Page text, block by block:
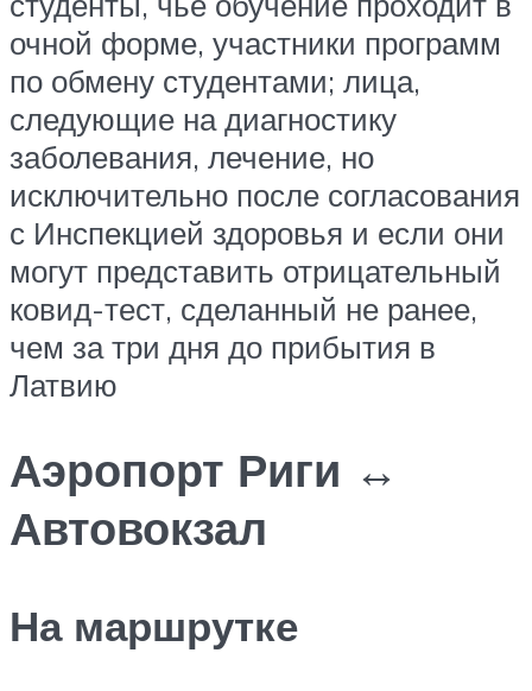
очной форме, участники программ
по обмену студентами; лица,
следующие на диагностику
заболевания, лечение, но
исключительно после согласования
с Инспекцией здоровья и если они
могут представить отрицательный
ковид-тест, сделанный не ранее,
чем за три дня до прибытия в
Латвию
Аэропорт Риги ↔
Автовокзал
На маршрутке